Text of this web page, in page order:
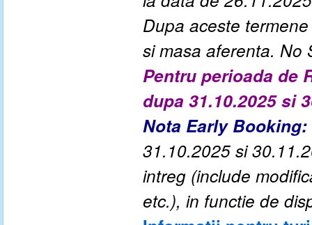
Dupa aceste
si masa aferenta. No
Pentru perioada de
dupa 31.10.2025 si
Nota Early Booking:
31.10.2025 si
intreg (include
etc.), in functie de